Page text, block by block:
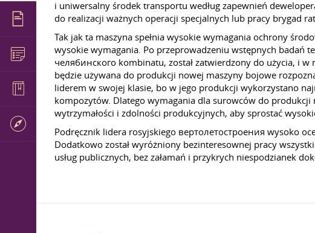
i uniwersalny środek transportu według zapewnień
do realizacji ważnych operacji specjalnych lub pracy brygad
Tak jak ta maszyna spełnia wysokie wymagania ochrony
wysokie wymagania. Po przeprowadzeniu wstępnych badań
челябинского kombinatu, został zatwierdzony do użycia, i
będzie używana do produkcji nowej maszyny bojowe
liderem w swojej klasie, bo w jego produkcji wykorzystano
kompozytów. Dlatego wymagania dla surowców do
wytrzymałości i zdolności produkcyjnych, aby sprostać
Podręcznik lidera rosyjskiego вертолетостроения wysoko
Dodatkowo został wyróżniony bezinteresownej pracy
usług publicznych, bez załamań i przykrych niespodzianek